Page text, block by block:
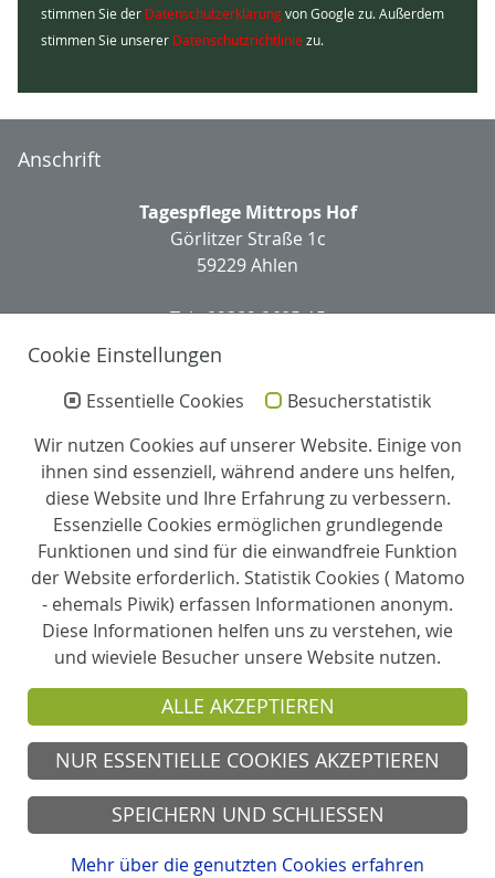
stimmen Sie der Datenschutzerklärungvon Google zu. Außerdem
stimmen Sie unserer Datenschutzrichtlinie zu.
Anschrift
Tagespflege Mittrops Hof
Görlitzer Straße 1c
59229 Ahlen
Tel.: 02382 9685-15
tp-ahlen(at)perthes-stiftung.de
Claudia Rolf
Zertifizierung
Partner
Evangelische Perthes-Stiftung e.V.
© 2026 Tagespflege Mittrops Hof Ahlen
Kontakt
Anfahrt Impressum
Cookie Einstellungen
Essentielle Cookies
Besucherstatistik
Wir nutzen Cookies auf unserer Website. Einige von
ihnen sind essenziell, während andere uns helfen,
diese Website und Ihre Erfahrung zu verbessern.
Essenzielle Cookies ermöglichen grundlegende
Funktionen und sind für die einwandfreie Funktion
der Website erforderlich. Statistik Cookies ( Matomo
- ehemals Piwik) erfassen Informationen anonym.
Diese Informationen helfen uns zu verstehen, wie
und wieviele Besucher unsere Website nutzen.
ALLE AKZEPTIEREN
NUR ESSENTIELLE COOKIES AKZEPTIEREN
SPEICHERN UND SCHLIESSEN
Mehr über die genutzten Cookies erfahren